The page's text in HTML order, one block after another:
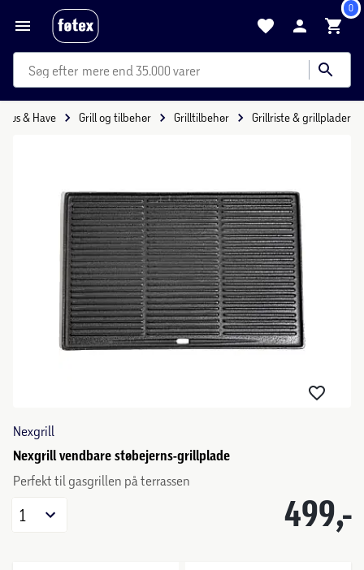
0
mere end 35.000 varer
Hus & Have Grill og tilbehør Grilltilbehør Grillriste & grillplader
Nexgrill
Nexgrill vendbare støbejerns-grillplade
Perfekt til gasgrillen på terrassen
499,-
1